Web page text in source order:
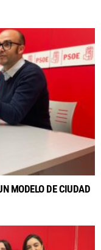
MODELO DE CIUDAD